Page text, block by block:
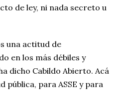
de ley, ni nada secreto u
una actitud de
en los más débiles y
dicho Cabildo Abierto. Acá
pública, para ASSE y para